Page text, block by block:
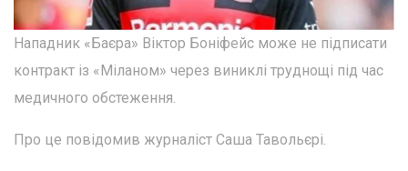
Нападник «Баєра» Віктор Боніфейс може не підписати
контракт із «Міланом» через виниклі труднощі під час
медичного обстеження.
Про це повідомив журналіст Саша Тавольєрі.